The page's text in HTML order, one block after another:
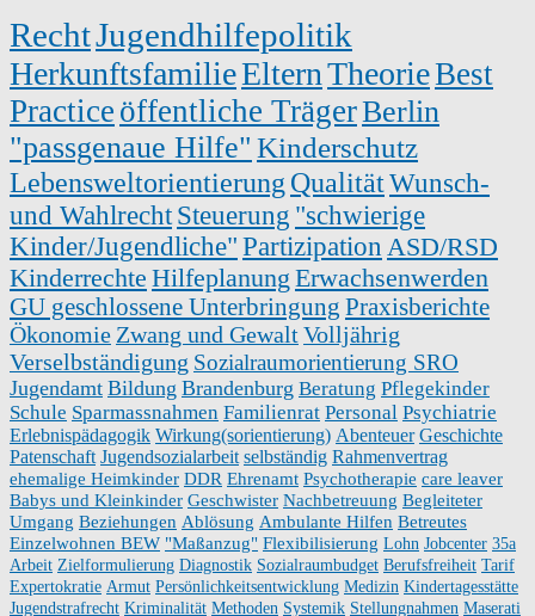
RechtJugendhilfepolitik
HerkunftsfamilieElternTheorieBest
Practice öffentliche TrägerBerlin
"passgenaue Hilfe" Kinderschutz
Lebensweltorientierung QualitätWunsch-
und Wahlrecht Steuerung "schwierige
Kinder/Jugendliche" Partizipation ASD/RSD
Kinderrechte Hilfeplanung Erwachsenwerden
GU geschlossene Unterbringung Praxisberichte
Ökonomie Zwang und GewaltVolljährig
Verselbständigung Sozialraumorientierung SRO
Jugendamt Bildung Brandenburg Beratung Pflegekinder
Schule Sparmassnahmen Familienrat Personal Psychiatrie
Erlebnispädagogik Wirkung(sorientierung) Abenteuer Geschichte
Patenschaft Jugendsozialarbeit selbständig Rahmenvertrag
ehemalige Heimkinder DDR Ehrenamt Psychotherapie care leaver
Babys und Kleinkinder Geschwister Nachbetreuung Begleiteter
Umgang Beziehungen Ablösung Ambulante Hilfen Betreutes
Einzelwohnen BEW "Maßanzug" Flexibilisierung Lohn Jobcenter 35a
Arbeit Zielformulierung Diagnostik Sozialraumbudget Berufsfreiheit Tarif
Expertokratie Armut Persönlichkeitsentwicklung Medizin Kindertagesstätte
Jugendstrafrecht Kriminalität Methoden Systemik Stellungnahmen Maserati